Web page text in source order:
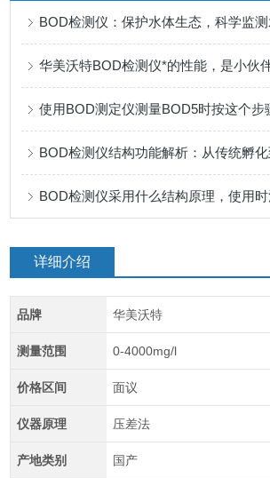
BOD检测仪：保护水体生态，科学监
华美沃特BOD检测仪*的性能，是小伙
使用BOD测定仪测量BOD5时按这个步
BOD检测仪采用什么结构原理，使用时
详细介绍
品牌 华美沃特
测量范围 0-4000mg/l
价格区间 面议
仪器原理 压差法
产地类别 国产